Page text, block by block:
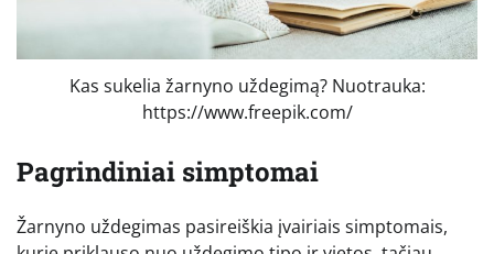
Kas sukelia žarnyno uždegimą? Nuotrauka:
https://www.freepik.com/
Pagrindiniai simptomai
Žarnyno uždegimas pasireiškia įvairiais simptomais,